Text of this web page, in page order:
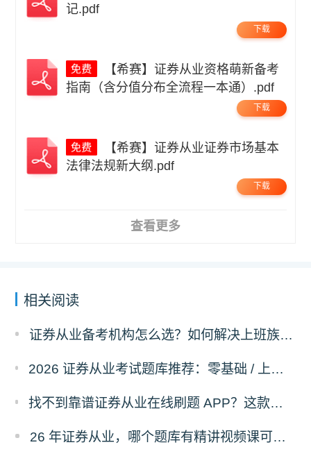
记.pdf
下载
指南（含分值分布全流程一本通）.pdf
下载
法律法规新大纲.pdf
下载
查看更多
相关阅读
证券从业备考机构怎么选？如何解决上班族低效率备考问题！
2026 证券从业考试题库推荐：零基础 / 上班族 / 低预算考生通用攻略
找不到靠谱证券从业在线刷题 APP？这款备考工具解决真题不全难题！
26 年证券从业，哪个题库有精讲视频课可以学？